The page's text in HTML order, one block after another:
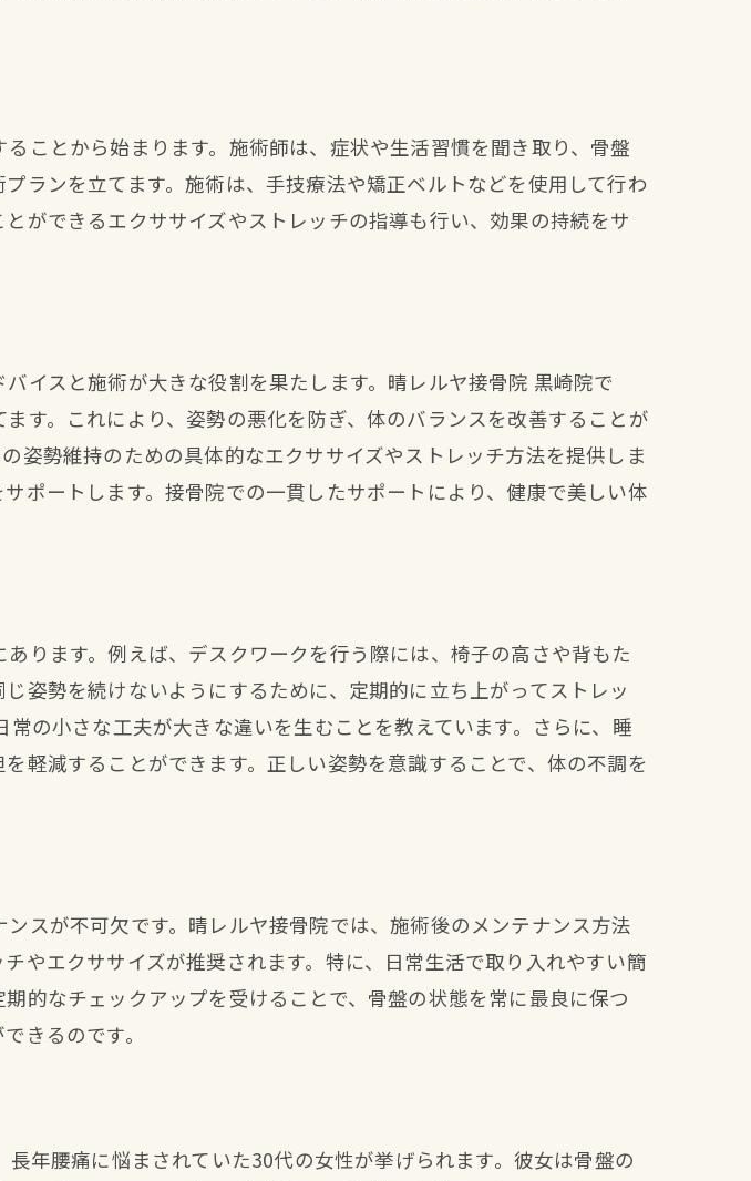
術内容
するためのアドバイス
果接骨院で行う理由
的な健康効果
の信頼性
正の重要性
やすい体質を作る
する理由
骨院の施術方法
学ぶ骨盤矯正の効果
の施術方法と効果
術の特徴
える悪影響
とリスク
ことから始まります。施術師は、症状や生活習慣を聞き取り、骨盤
ランを立てます。施術は、手技療法や矯正ベルトなどを使用して行わ
ができるエクササイズやストレッチの指導も行い、効果の持続をサ
イスと施術が大きな役割を果たします。晴レルヤ接骨院 黒崎院で
す。これにより、姿勢の悪化を防ぎ、体のバランスを改善することが
姿勢維持のための具体的なエクササイズやストレッチ方法を提供しま
ポートします。接骨院での一貫したサポートにより、健康で美しい体
ります。例えば、デスクワークを行う際には、椅子の高さや背もた
姿勢を続けないようにするために、定期的に立ち上がってストレッ
の小さな工夫が大きな違いを生むことを教えています。さらに、睡
軽減することができます。正しい姿勢を意識することで、体の不調を
スが不可欠です。晴レルヤ接骨院では、施術後のメンテナンス方法
やエクササイズが推奨されます。特に、日常生活で取り入れやすい簡
的なチェックアップを受けることで、骨盤の状態を常に最良に保つ
きるのです。
年腰痛に悩まされていた30代の女性が挙げられます。彼女は骨盤の